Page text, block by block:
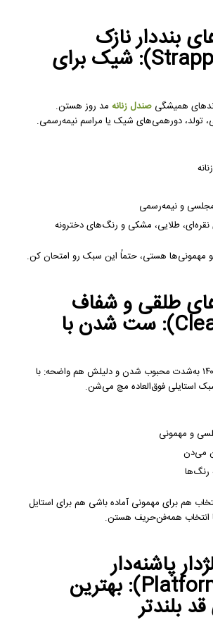
بنددار نازک
(Strappy Heels): شیک برای
همیشگی صندل زنانه مد روز هستن.
تولد، دورهمی‌های شیک یا مراسم نیمه‌رسمی.
و نیمه‌رسمی
طلایی، مشکی و رنگ‌های دخترونه
مهمونی‌ها هستی، حتماً این سبک رو امتحان کن.
طلقی و شفاف
(Clear Heels): ست شدن با
این مدل‌ها در سال ۱۴۰۵ به‌شدت محبوب شدن و دلیلش هم واضحه: با
استایلی فوق‌العاده مچ می‌شن.
و مهمونی
می‌دن
رنگ‌ها
هم برای مهمونی آماده باشی هم برای استایل
انتخاب همه‌فن‌حریف هستن.
پاشنه‌دار
(Platform Heels): بهترین
بلندتر